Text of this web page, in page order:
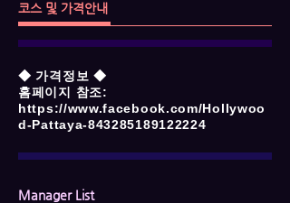
코스 및 가격안내
◆ 가격정보 ◆
홈페이지 참조:
https://www.facebook.com/Hollywoo
d-Pattaya-843285189122224
Manager List